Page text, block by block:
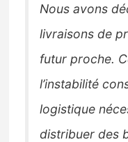
Nous avons
livraisons de
futur proche.
l’instabilité
logistique
distribuer des